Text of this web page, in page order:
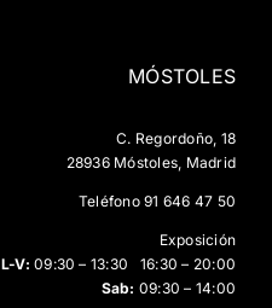
MÓSTOLES
C. Regordoño, 18
28936 Móstoles, Madrid
Teléfono91 646 47 50
Exposición
L-V: 09:30 – 13:30 16:30 – 20:00
Sab: 09:30 – 14:00